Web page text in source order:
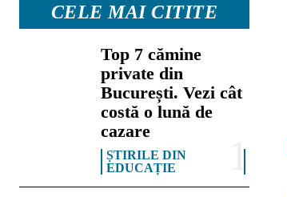
CELE MAI CITITE
Top 7 cămine
private din
București. Vezi cât
costă o lună de
cazare
ȘTIRILE DIN
EDUCAȚIE